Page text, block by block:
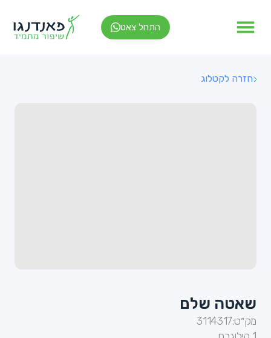
התחל צאט
חזרה לקטלוג
שאטה שלם
מק״ט:3114317